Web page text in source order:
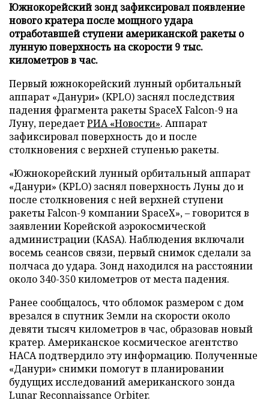
Южнокорейский зонд зафиксировал появление
нового кратера после мощного удара
отработавшей ступени американской ракеты о
лунную поверхность на скорости 9 тыс.
километров в час.
Первый южнокорейский лунный орбитальный
аппарат «Данури» (KPLO) заснял последствия
падения фрагмента ракеты SpaceX Falcon-9 на
Луну, передаетРИА «Новости». Аппарат
зафиксировал поверхность до и после
столкновения с верхней ступенью ракеты.
«Южнокорейский лунный орбитальный аппарат
«Данури» (KPLO) заснял поверхность Луны до и
после столкновения с ней верхней ступени
ракеты Falcon-9 компании SpaceX», – говорится в
заявлении Корейской аэрокосмической
администрации (KASA). Наблюдения включали
восемь сеансов связи, первый снимок сделали за
полчаса до удара. Зонд находился на расстоянии
около 340-350 километров от места падения.
Ранее сообщалось, что обломок размером с дом
врезался в спутник Земли на скорости около
девяти тысяч километров в час, образовав новый
кратер. Американское космическое агентство
НАСА подтвердило эту информацию. Полученные
«Данури» снимки помогут в планировании
будущих исследований американского зонда
Lunar Reconnaissance Orbiter.